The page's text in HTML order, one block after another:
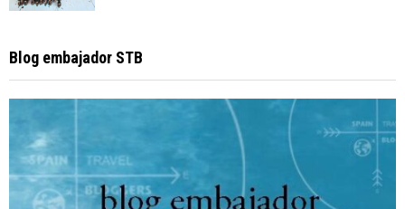
Blog embajador STB